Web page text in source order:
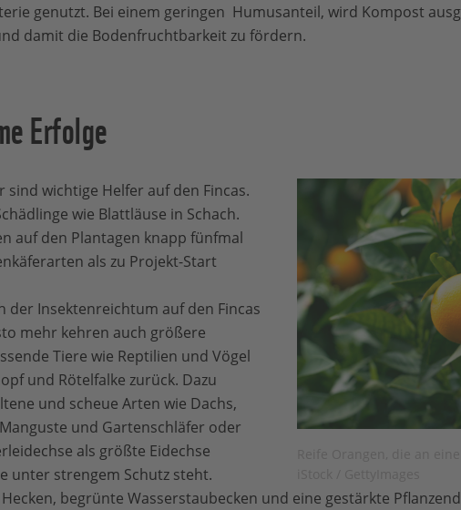
genutzt. Bei einem geringen Humusanteil, wird Kompost
damit die Bodenfruchtbarkeit zu fördern.
Erfolge
sind wichtige Helfer auf den Fincas.
wie Blattläuse in Schach.
auf den Plantagen knapp fünfmal
als zu Projekt-Start
der Insektenreichtum auf den Fincas
mehr kehren auch größere
Tiere wie Reptilien und Vögel
und Rötelfalke zurück. Dazu
und scheue Arten wie Dachs,
und Gartenschläfer oder
als größte Eidechse
unter strengem Schutz steht.
begrünte Wasserstaubecken und eine gestärkte